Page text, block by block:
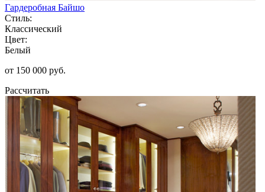
Гардеробная Байшо
Стиль:
Классический
Цвет:
Белый
от 150 000 руб.
Рассчитать